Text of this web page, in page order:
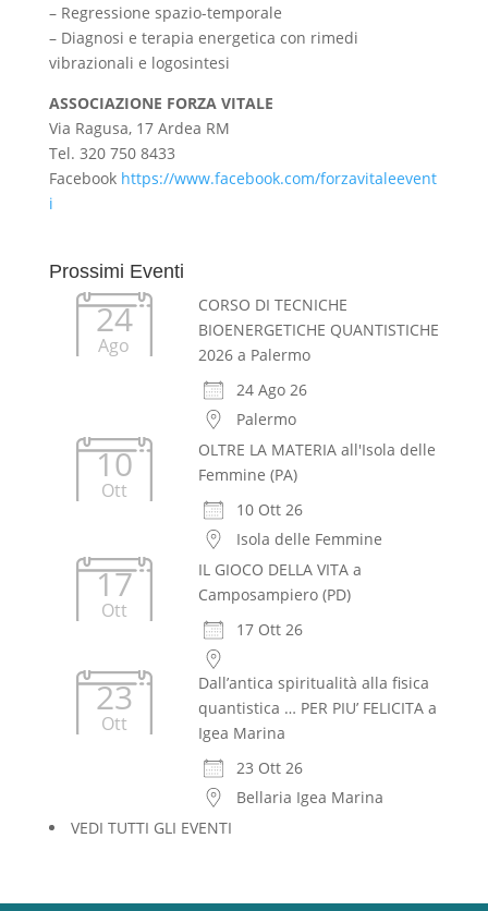
– Regressione spazio-temporale
– Diagnosi e terapia energetica con rimedi
vibrazionali e logosintesi
ASSOCIAZIONE FORZA VITALE
Via Ragusa, 17 Ardea RM
Tel. 320 750 8433
Facebook https://www.facebook.com/forzavitaleevent
i
Prossimi Eventi
24
Ago
CORSO DI TECNICHE
BIOENERGETICHE QUANTISTICHE
2026 a Palermo
24 Ago 26
Palermo
10
Ott
OLTRE LA MATERIA all'Isola delle
Femmine (PA)
10 Ott 26
Isola delle Femmine
17
Ott
IL GIOCO DELLA VITA a
Camposampiero (PD)
17 Ott 26
23
Ott
Dall’antica spiritualità alla fisica
quantistica … PER PIU’ FELICITA a
Igea Marina
23 Ott 26
Bellaria Igea Marina
VEDI TUTTI GLI EVENTI